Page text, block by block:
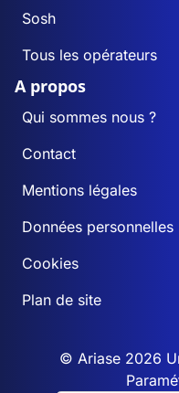
Sosh
Tous les opérateurs
A propos
Qui sommes nous ?
Contact
Mentions légales
Données personnelles
Cookies
Plan de site
© Ariase 2026